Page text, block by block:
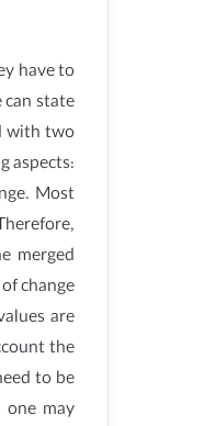
have to
state
with two
aspects:
Most
merged
change
are
the
to be
may